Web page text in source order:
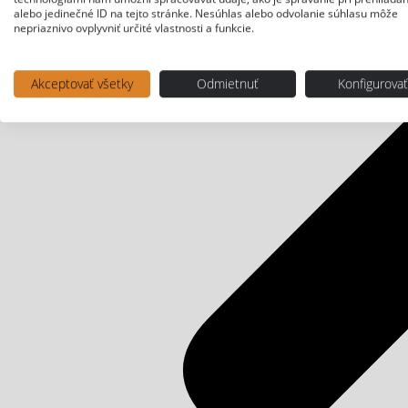
alebo jedinečné ID na tejto stránke. Nesúhlas alebo odvolanie súhlasu môže
nepriaznivo ovplyvniť určité vlastnosti a funkcie.
Akceptovať všetky Odmietnuť Konfigurovať